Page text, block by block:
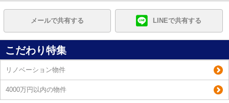
メールで共有する LINEで共有する
こだわり特集
リノベーション物件
4000万円以内の物件